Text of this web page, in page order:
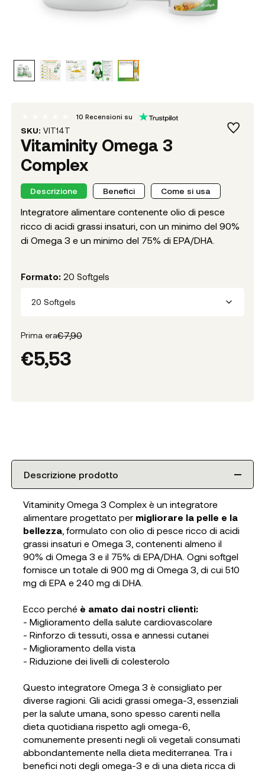
SKU: VIT14T
Vitaminity Omega 3
Complex
10 Recensioni su
Descrizione Benefici Come si usa
Integratore alimentare contenente olio di pesce
ricco di acidi grassi insaturi, con un minimo del 90%
di Omega 3 e un minimo del 75% di EPA/DHA.
Formato: 20 Softgels
20 Softgels
Prima era€7,90
€5,53
Descrizione prodotto
Vitaminity Omega 3 Complex è un integratore
alimentare progettato permigliorare la pelle e la
bellezza, formulato con olio di pesce ricco di acidi
grassi insaturi e Omega 3, contenenti almeno il
90% di Omega 3 e il 75% di EPA/DHA. Ogni softgel
fornisce un totale di 900 mg di Omega 3, di cui 510
mg di EPA e 240 mg di DHA.
Ecco perché è amato dai nostri clienti:
- Miglioramento della salute cardiovascolare
- Rinforzo di tessuti, ossa e annessi cutanei
- Miglioramento della vista
- Riduzione dei livelli di colesterolo
Questo integratore Omega 3 è consigliato per
diverse ragioni. Gli acidi grassi omega-3, essenziali
per la salute umana, sono spesso carenti nella
dieta quotidiana rispetto agli omega-6,
comunemente presenti negli oli vegetali consumati
abbondantemente nella dieta mediterranea. Tra i
benefici noti degli omega-3 e di una dieta ricca di